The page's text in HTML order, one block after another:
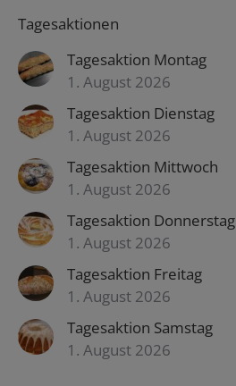
Tagesaktionen
Tagesaktion Montag
1. August 2026
Tagesaktion Dienstag
1. August 2026
Tagesaktion Mittwoch
1. August 2026
Tagesaktion Donnerstag
1. August 2026
Tagesaktion Freitag
1. August 2026
Tagesaktion Samstag
1. August 2026